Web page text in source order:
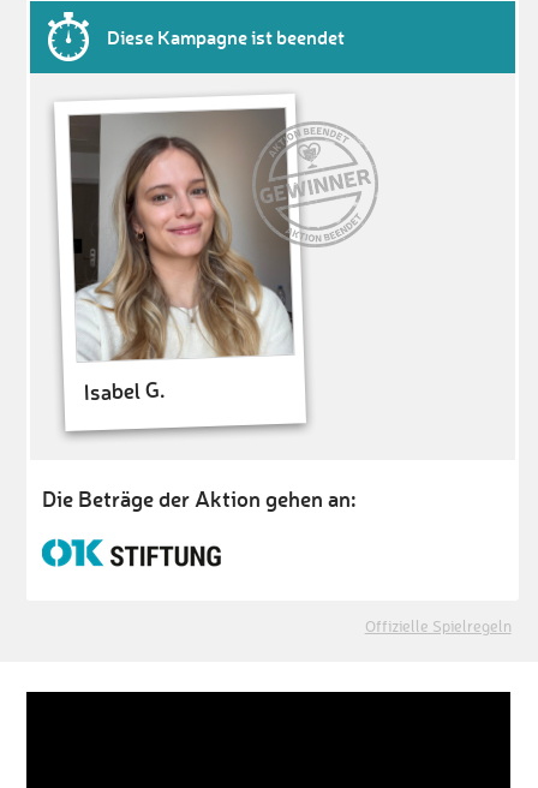
Diese Kampagne ist beendet
Isabel G.
Die Beträge der Aktion gehen an:
Offizielle Spielregeln